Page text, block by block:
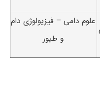
علوم دامی – فیزیولوژی دام
و طیور